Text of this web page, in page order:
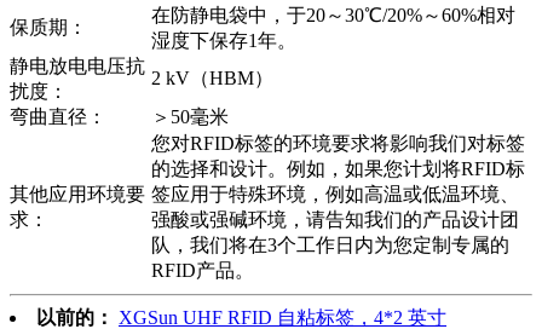
保质期：
在防静电袋中，于20～30℃/20%～60%相对
湿度下保存1年。
静电放电电压抗
扰度：
2 kV（HBM）
弯曲直径：
＞50毫米
其他应用环境要
求：
您对RFID标签的环境要求将影响我们对标签
的选择和设计。例如，如果您计划将RFID标
签应用于特殊环境，例如高温或低温环境、
强酸或强碱环境，请告知我们的产品设计团
队，我们将在3个工作日内为您定制专属的
RFID产品。
以前的：
XGSun UHF RFID 自粘标签，4*2 英寸